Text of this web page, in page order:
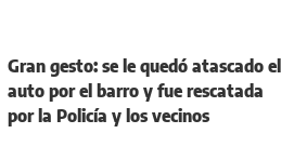
Gran gesto: se le quedó atascado el
auto por el barro y fue rescatada
por la Policía y los vecinos